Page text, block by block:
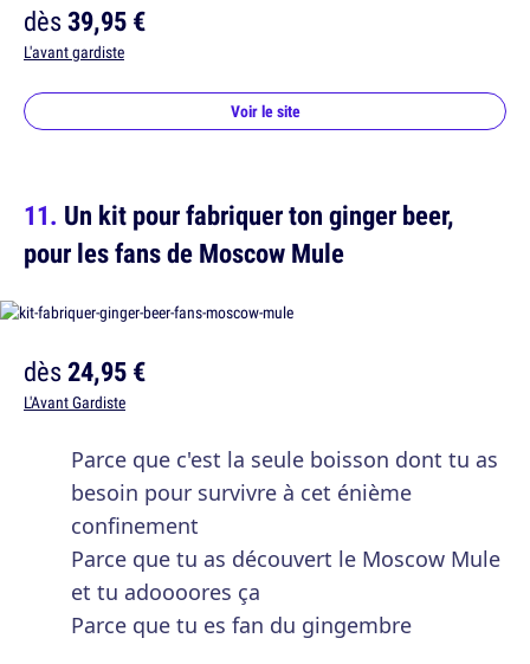
dès39,95 €
L'avant gardiste
Voir le site
Un kit pour fabriquer ton ginger beer,
pour les fans de Moscow Mule
dès24,95 €
L'Avant Gardiste
Parce que c'est la seule boisson dont tu as
besoin pour survivre à cet énième
confinement
Parce que tu as découvert le Moscow Mule
et tu adoooores ça
Parce que tu es fan du gingembre